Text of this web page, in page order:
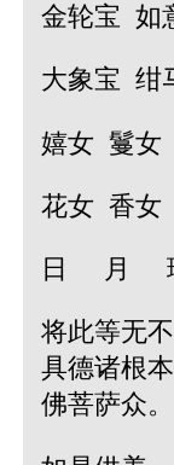
金轮宝 如
大象宝 绀
嬉女 鬘女
花女 香女
日 月 珍
将此等无
具德诸根
佛菩萨众。